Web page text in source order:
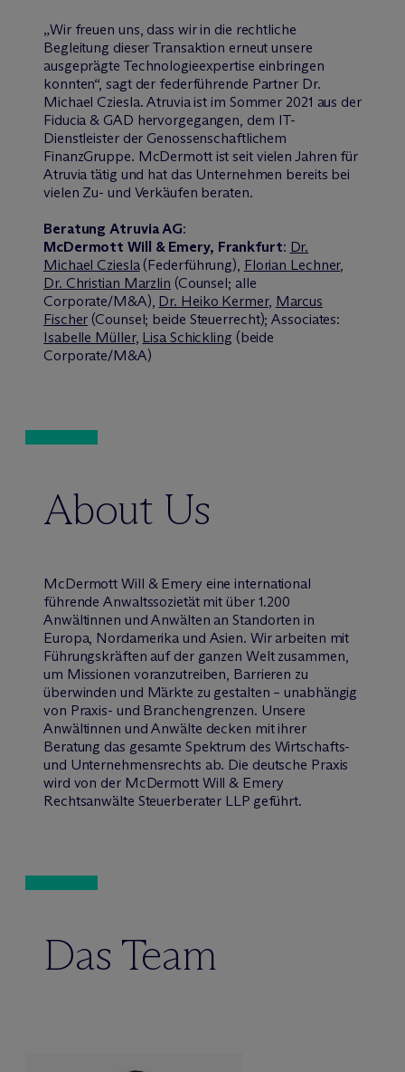
„Wir freuen uns, dass wir in die rechtliche
Begleitung dieser Transaktion erneut unsere
ausgeprägte Technologieexpertise einbringen
konnten“, sagt der federführende Partner Dr.
Michael Cziesla. Atruvia ist im Sommer 2021 aus der
Fiducia & GAD hervorgegangen, dem IT-
Dienstleister der Genossenschaftlichem
FinanzGruppe. McDermott ist seit vielen Jahren für
Atruvia tätig und hat das Unternehmen bereits bei
vielen Zu- und Verkäufen beraten.
Beratung Atruvia AG:
McDermott Will & Emery, Frankfurt: Dr.
Michael Cziesla(Federführung), Florian Lechner,
Dr. Christian Marzlin (Counsel; alle
Corporate/M&A), Dr. Heiko Kermer, Marcus
Fischer (Counsel; beide Steuerrecht); Associates:
Isabelle Müller, Lisa Schickling (beide
Corporate/M&A)
About Us
McDermott Will & Emery eine international
führende Anwaltssozietät mit über 1.200
Anwältinnen und Anwälten an Standorten in
Europa, Nordamerika und Asien. Wir arbeiten mit
Führungskräften auf der ganzen Welt zusammen,
um Missionen voranzutreiben, Barrieren zu
überwinden und Märkte zu gestalten – unabhängig
von Praxis- und Branchengrenzen. Unsere
Anwältinnen und Anwälte decken mit ihrer
Beratung das gesamte Spektrum des Wirtschafts-
und Unternehmensrechts ab. Die deutsche Praxis
wird von der McDermott Will & Emery
Rechtsanwälte Steuerberater LLP geführt.
Das Team